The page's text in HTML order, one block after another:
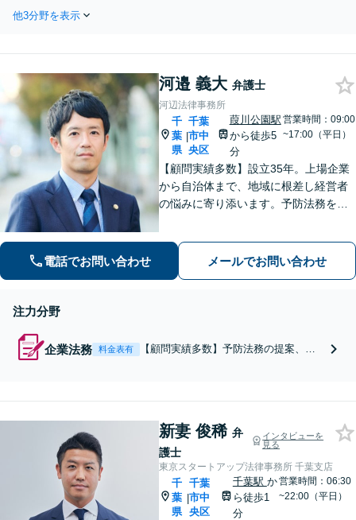
トップで提供【元文部科学省
防止法のご相談にも対応しま
す。【顧問契約可】
他3分野を表示
河邉 義大 弁護士
河辺法律事務所
千
葉
県
|
千葉
市中
央区
葭川公園駅
から徒歩5
分
営業時間：09:00
~17:00（平日）
【顧問実績多数】設立35年。上場企業
から自治体まで、地域に根差し経営者
の悩みに寄り添います。予防法務を軸
制が好評です。豊富な実績に基づき、
貴社の安定運営を強力にサポート。
電話でお問い合わせ メールでお問い合わせ
注力分野
企業法務 料金表有
【顧問実績多数】予防法務の提案、各
にお力添えします【休日・夜間面談対
応】
新妻 俊稀 弁
護士
インタビューを
見る
東京スタートアップ法律事務所 千葉支店
千
葉
県
|
千葉
市中
央区
千葉駅 か
ら徒歩1
分
営業時間：06:30
~22:00（平日）